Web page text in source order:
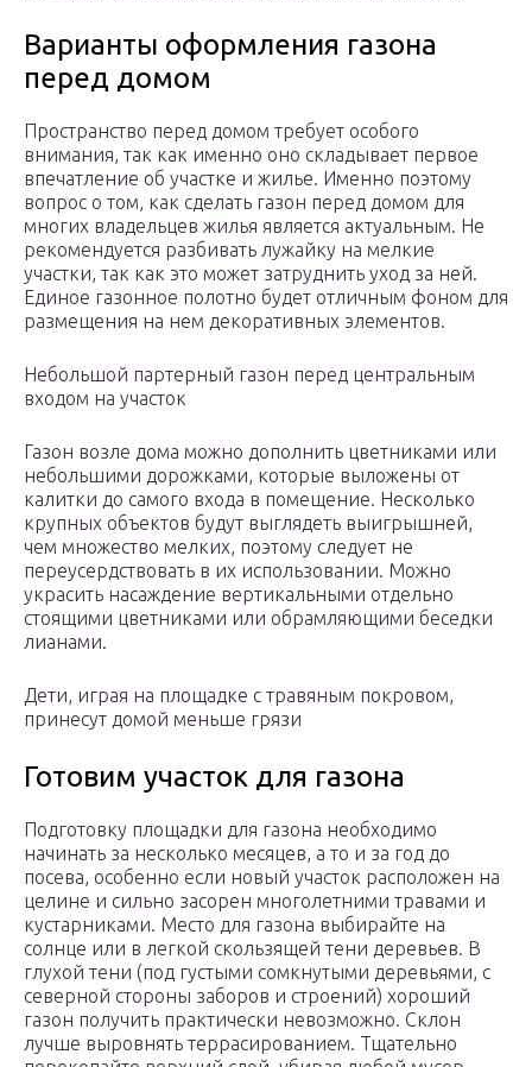
Варианты оформления газона
перед домом
Пространство перед домом требует особого
внимания, так как именно оно складывает первое
впечатление об участке и жилье. Именно поэтому
вопрос о том, как сделать газон перед домом для
многих владельцев жилья является актуальным. Не
рекомендуется разбивать лужайку на мелкие
участки, так как это может затруднить уход за ней.
Единое газонное полотно будет отличным фоном для
размещения на нем декоративных элементов.
Небольшой партерный газон перед центральным
входом на участок
Газон возле дома можно дополнить цветниками или
небольшими дорожками, которые выложены от
калитки до самого входа в помещение. Несколько
крупных объектов будут выглядеть выигрышней,
чем множество мелких, поэтому следует не
переусердствовать в их использовании. Можно
украсить насаждение вертикальными отдельно
стоящими цветниками или обрамляющими беседки
лианами.
Дети, играя на площадке с травяным покровом,
принесут домой меньше грязи
Готовим участок для газона
Подготовку площадки для газона необходимо
начинать за несколько месяцев, а то и за год до
посева, особенно если новый участок расположен на
целине и сильно засорен многолетними травами и
кустарниками. Место для газона выбирайте на
солнце или в легкой скользящей тени деревьев. В
глухой тени (под густыми сомкнутыми деревьями, с
северной стороны заборов и строений) хороший
газон получить практически невозможно. Склон
лучше выровнять террасированием. Тщательно